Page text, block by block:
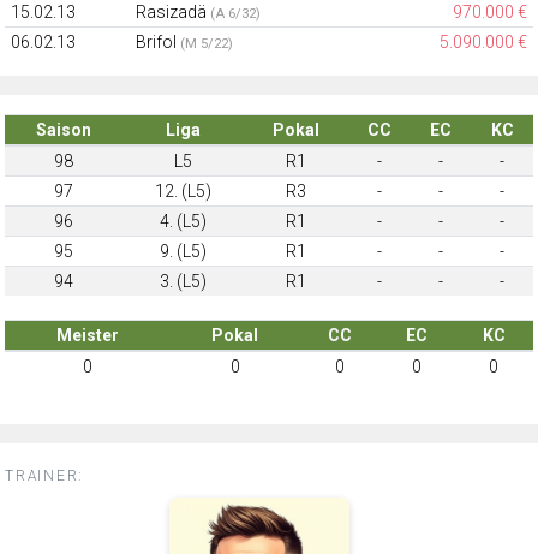
15.02.13 Rasizadä (A 6/32)
970.000 €
06.02.13
Brifol (M 5/22) 5.090.000 €
Saison Liga Pokal CC EC
KC
98
L5 R1 - -
-
97
12. (L5) R3 - -
-
96
4. (L5) R1 - -
-
95
9. (L5) R1 - -
-
94
3. (L5) R1 - - -
Meister Pokal CC EC
KC
0
0 0 0 0
TRAINER: